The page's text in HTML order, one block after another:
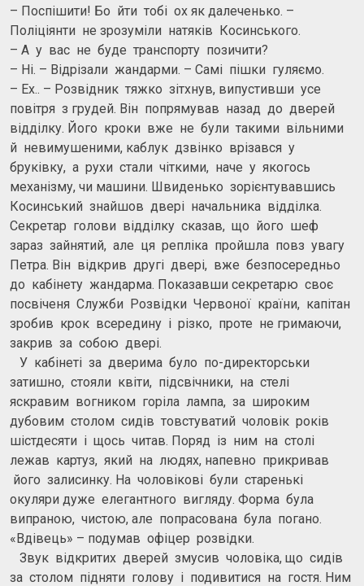
– Поспішити! Бо йти тобі ох як далеченько. –
Поліціянти не зрозуміли натяків Косинського.
– А у вас не буде транспорту позичити?
– Ні. – Відрізали жандарми. – Самі пішки гуляємо.
– Ех.. – Розвідник тяжко зітхнув, випустивши усе
повітря з грудей. Він попрямував назад до дверей
відділку. Його кроки вже не були такими вільними
й невимушеними, каблук дзвінко врізався у
бруківку, а рухи стали чіткими, наче у якогось
механізму, чи машини. Швиденько зорієнтувавшись
Косинський знайшов двері начальника відділка.
Секретар голови відділку сказав, що його шеф
зараз зайнятий, але ця репліка пройшла повз увагу
Петра. Він відкрив другі двері, вже безпосередньо
до кабінету жандарма. Показавши секретарю своє
посвіченя Служби Розвідки Червоної країни, капітан
зробив крок всередину і різко, проте не гримаючи,
закрив за собою двері.
У кабінеті за дверима було по-директорськи
затишно, стояли квіти, підсвічники, на стелі
яскравим вогником горіла лампа, за широким
дубовим столом сидів товстуватий чоловік років
шістдесяти і щось читав. Поряд із ним на столі
лежав картуз, який на людях, напевно прикривав
його залисинку. На чоловікові були старенькі
окуляри дуже елегантного вигляду. Форма була
випраною, чистою, але попрасована була погано.
«Вдівець» – подумав офіцер розвідки.
Звук відкритих дверей змусив чоловіка, що сидів
за столом підняти голову і подивитися на гостя. Ним